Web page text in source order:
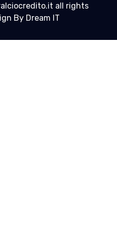
all rights
By Dream IT